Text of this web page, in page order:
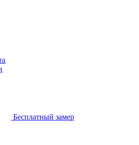
Бесплатный замер